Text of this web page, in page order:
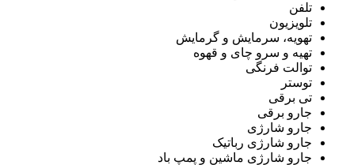
تلفن
تلویزیون
تهویه، سرمایش و گرمایش
تهیه و سرو چای و قهوه
توالت فرنگی
توستر
تی برقی
جارو برقی
جارو شارژی
جارو شارژی رباتیک
جارو شارژی ماشین و پمپ باد